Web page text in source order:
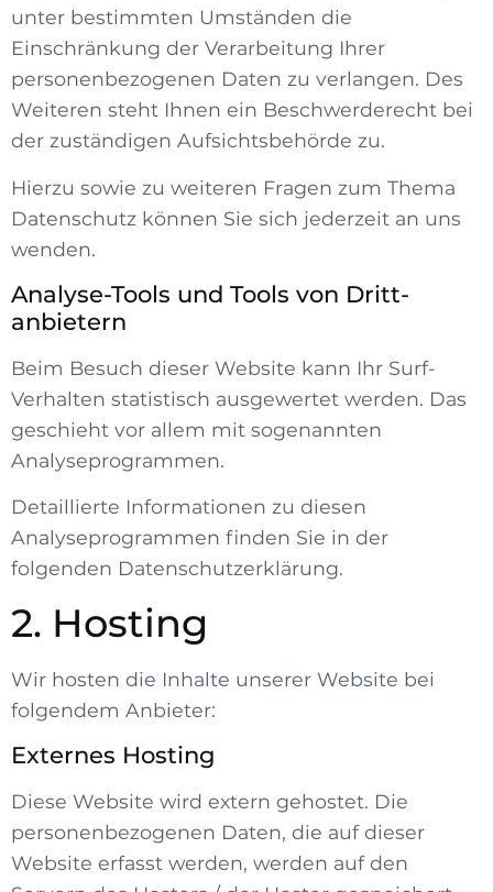
unter bestimmten Umständen die
Einschränkung der Verarbeitung Ihrer
personenbezogenen Daten zu verlangen. Des
Weiteren steht Ihnen ein Beschwerderecht bei
der zuständigen Aufsichtsbehörde zu.
Hierzu sowie zu weiteren Fragen zum Thema
Datenschutz können Sie sich jederzeit an uns
wenden.
Analyse-Tools und Tools von Dritt­
anbietern
Beim Besuch dieser Website kann Ihr Surf-
Verhalten statistisch ausgewertet werden. Das
geschieht vor allem mit sogenannten
Analyseprogrammen.
Detaillierte Informationen zu diesen
Analyseprogrammen finden Sie in der
folgenden Datenschutzerklärung.
2. Hosting
Wir hosten die Inhalte unserer Website bei
folgendem Anbieter:
Externes Hosting
Diese Website wird extern gehostet. Die
personenbezogenen Daten, die auf dieser
Website erfasst werden, werden auf den